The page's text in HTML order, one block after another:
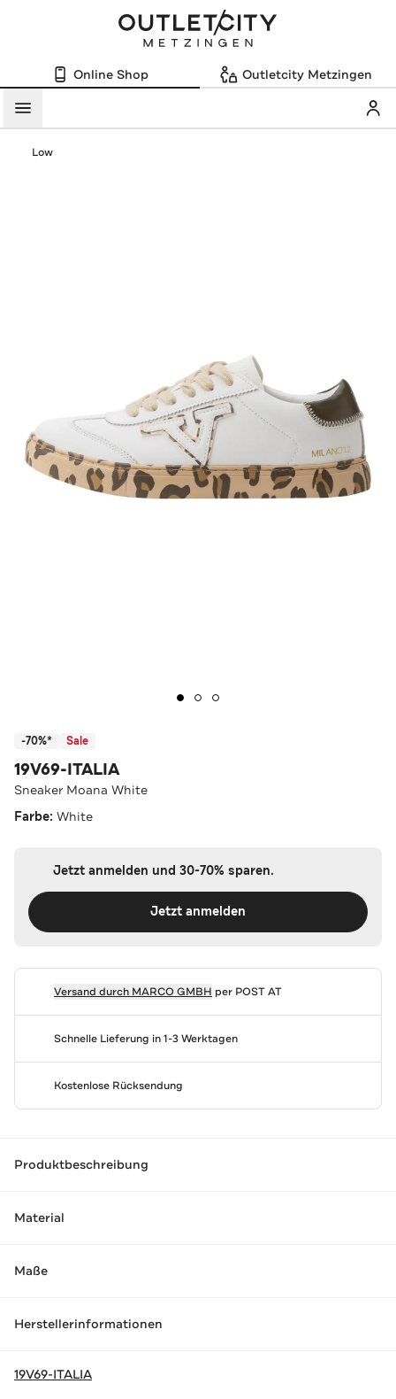
Online Shop Outletcity Metzingen
Menü
Low
-70%* Sale
19V69-ITALIA
Sneaker Moana White
Farbe: White
Jetzt anmelden und 30-70% sparen.
Jetzt anmelden
Versand durch MARCO GMBH per POST AT
Schnelle Lieferung in 1-3 Werktagen
Kostenlose Rücksendung
Produktbeschreibung
Material
Maße
Herstellerinformationen
19V69-ITALIA